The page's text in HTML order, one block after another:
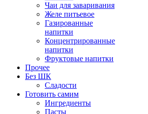
Чаи для заваривания
Желе питьевое
Газированные
напитки
Концентрированные
напитки
Фруктовые напитки
Прочее
Без ШК
Сладости
Готовить самим
Ингредиенты
Пасты